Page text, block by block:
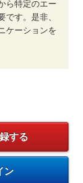
ら特定のエー
です。是非、
ケーションを
する
ン